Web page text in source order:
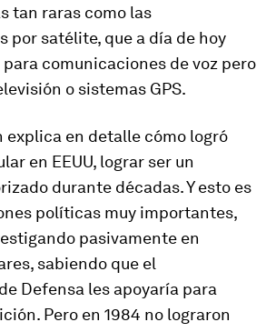
tan raras como las
por satélite, que a día de hoy
para comunicaciones de voz pero
o sistemas GPS.
explica en detalle cómo logró
en EEUU, lograr ser un
durante décadas. Y esto es
políticas muy importantes,
pasivamente en
sabiendo que el
Defensa les apoyaría para
Pero en 1984 no lograron